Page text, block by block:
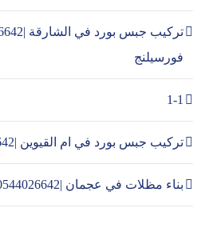
فورسيلنج
1-1
تركيب جبس بورد في ام القيوين |0544026642
بناء مظلات في عجمان |0544026642| مظلات سيارات